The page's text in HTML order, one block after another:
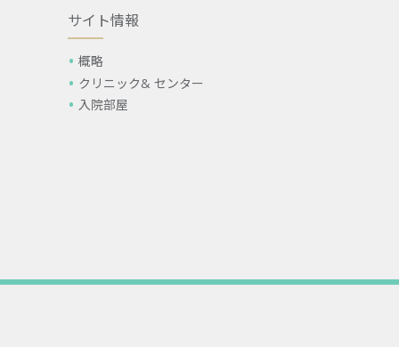
サイト情報
概略
クリニック& センター
入院部屋